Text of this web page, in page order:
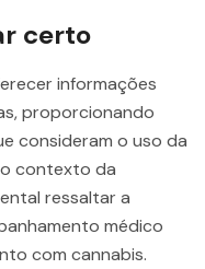
certo
informações
proporcionando
consideram o uso da
contexto da
ressaltar a
médico
com cannabis.